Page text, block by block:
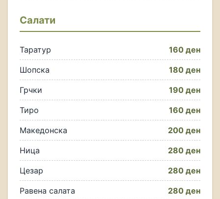
Салати
Таратур 160 ден
Шопска 180 ден
Грчки 190 ден
Тиро 160 ден
Македонска 200 ден
Ница 280 ден
Цезар 280 ден
Равена салата 280 ден